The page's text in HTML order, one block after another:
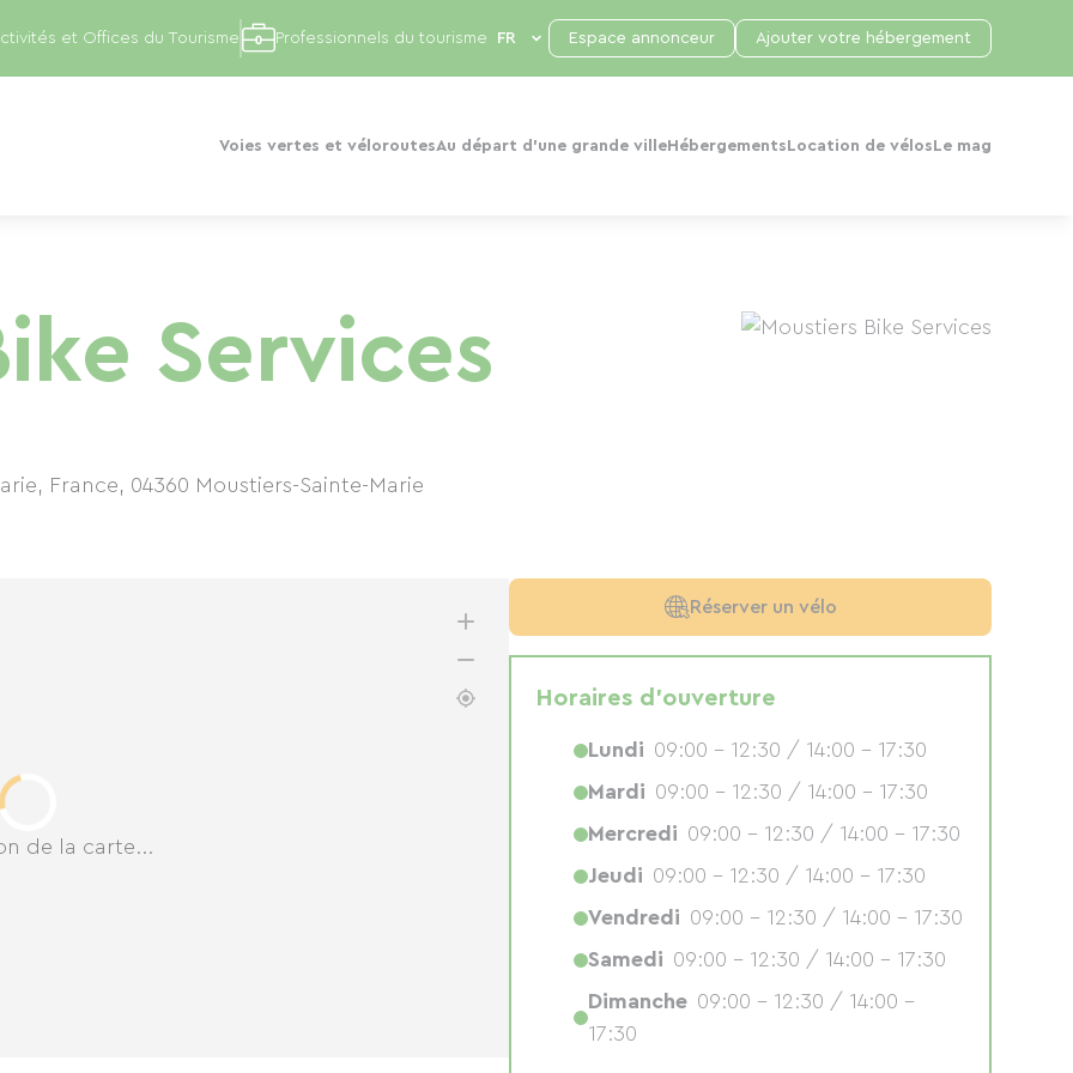
Voies vertes et véloroutesAu départ d'une grande ville Hébergements Location de vélos Le mag
et Offices du Tourisme Professionnels du tourisme Espace annonceur Ajouter votre hébergement
Services
France, 04360 Moustiers-Sainte-Marie
de la carte...
Réserver un vélo
Horaires d'ouverture
Lundi 09:00 - 12:30 / 14:00 - 17:30
Mardi 09:00 - 12:30 / 14:00 - 17:30
Mercredi 09:00 - 12:30 / 14:00 - 17:30
Jeudi 09:00 - 12:30 / 14:00 - 17:30
Vendredi 09:00 - 12:30 / 14:00 - 17:30
Samedi 09:00 - 12:30 / 14:00 - 17:30
Dimanche 09:00 - 12:30 / 14:00 -
17:30